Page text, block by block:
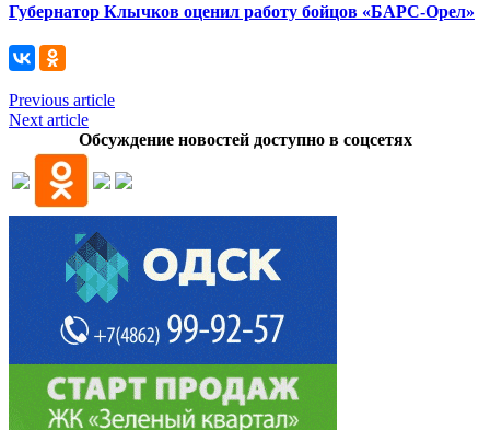
Губернатор Клычков оценил работу бойцов «БАРС-Орел»
Previous article
Next article
Обсуждение новостей доступно в соцсетях